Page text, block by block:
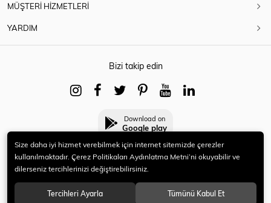
MÜŞTERİ HİZMETLERİ
YARDIM
Bizi takip edin
Download on
Google play
© 2021 HERYENİ. Tüm hakları saklıdır.
Size daha iyi hizmet verebilmek için internet sitemizde çerezler
kullanılmaktadır. Çerez Politikaları Aydınlatma Metni’ni okuyabilir ve
dilerseniz tercihlerinizi değiştirebilirsiniz.
Tercihleri Ayarla Tümünü Kabul Et